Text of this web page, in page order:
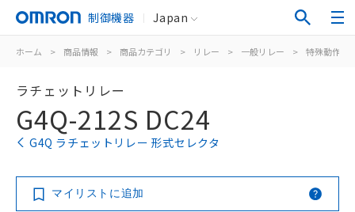
制御機器 Japan
ホーム > 商品情報 > 商品カテゴリ > リレー > 一般リレー > 特殊動作用
ラチェットリレー
G4Q-212S DC24
G4Q ラチェットリレー 形式セレクタ
マイリストに追加